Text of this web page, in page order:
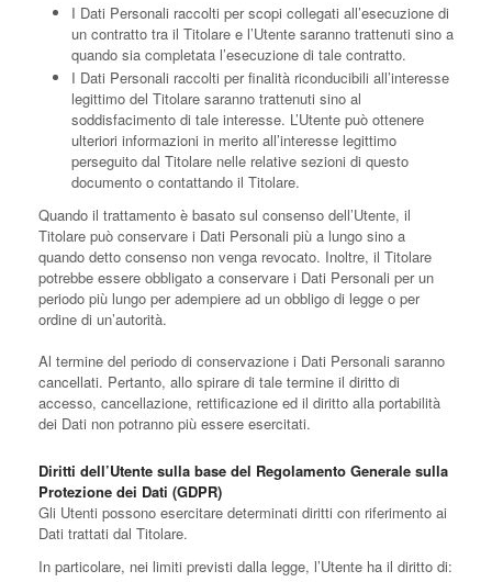
I Dati Personali raccolti per scopi collegati all’esecuzione di
un contratto tra il Titolare e l’Utente saranno trattenuti sino a
quando sia completata l’esecuzione di tale contratto.
I Dati Personali raccolti per finalità riconducibili all’interesse
legittimo del Titolare saranno trattenuti sino al
soddisfacimento di tale interesse. L’Utente può ottenere
ulteriori informazioni in merito all’interesse legittimo
perseguito dal Titolare nelle relative sezioni di questo
documento o contattando il Titolare.
Quando il trattamento è basato sul consenso dell’Utente, il
Titolare può conservare i Dati Personali più a lungo sino a
quando detto consenso non venga revocato. Inoltre, il Titolare
potrebbe essere obbligato a conservare i Dati Personali per un
periodo più lungo per adempiere ad un obbligo di legge o per
ordine di un’autorità.
Al termine del periodo di conservazione i Dati Personali saranno
cancellati. Pertanto, allo spirare di tale termine il diritto di
accesso, cancellazione, rettificazione ed il diritto alla portabilità
dei Dati non potranno più essere esercitati.
Diritti dell’Utente sulla base del Regolamento Generale sulla
Protezione dei Dati (GDPR)
Gli Utenti possono esercitare determinati diritti con riferimento ai
Dati trattati dal Titolare.
In particolare, nei limiti previsti dalla legge, l’Utente ha il diritto di: